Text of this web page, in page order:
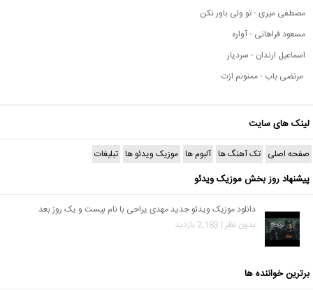
مصطفی میری - تو ولی باور نکن
مسعود فراهانی - آواره
اسماعیل ارندان - سردیار
مرتضی باب - ممنونم ازت
لینک های سایت
صفحه اصلی تک آهنگ ها آلبوم ها موزیک ویدئو ها تبلیغات
پیشنهاد روز بخش موزیک ویدئو
دانلود موزیک ویدئو جدید مهدی یراحی با نام بیست و یک روز بعد
بدون نظر | 2,183 بازدید
برترین خواننده ها